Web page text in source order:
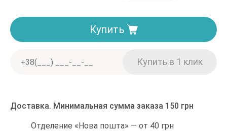
Купить
Доставка. Минимальная сумма заказа 150 грн
Отделение «Нова пошта» — от 40 грн